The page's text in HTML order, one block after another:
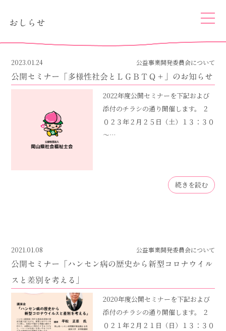
おしらせ
2023.01.24 公益事業開発委員会について
公開セミナー「多様性社会とＬＧＢＴＱ＋」のお知らせ
2022年度公開セミナーを下記および
添付のチラシの通り開催します。 ２
０２３年２月２５日（土）１３：３０
～…
続きを読む
2021.01.08 公益事業開発委員会について
公開セミナー「ハンセン病の歴史から新型コロナウイル
スと差別を考える」
2020年度公開セミナーを下記および
添付のチラシの通り開催します。 ２
０２１年２月２１日（日）１３：３０